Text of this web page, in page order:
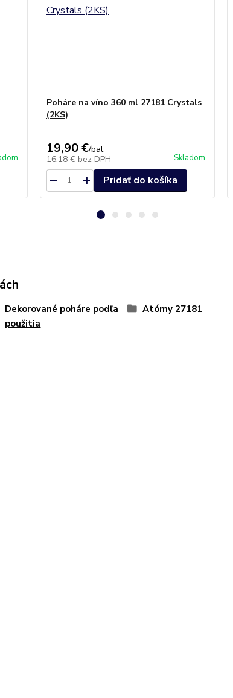
Poháre na víno 360 ml 27181 Crystals
(2KS)
19,90 €/bal.
16,18 € bez DPH Skladom
Pridať do košíka
Dekorované poháre podľa
použitia
Atómy 27181